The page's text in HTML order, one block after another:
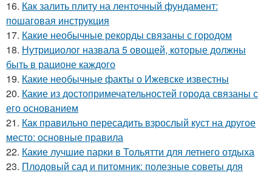
16. Как залить плиту на ленточный фундамент:
пошаговая инструкция
17. Какие необычные рекорды связаны с городом
18. Нутрициолог назвала 5 овощей, которые должны
быть в рационе каждого
19. Какие необычные факты о Ижевске известны
20. Какие из достопримечательностей города связаны с
его основанием
21. Как правильно пересадить взрослый куст на другое
место: основные правила
22. Какие лучшие парки в Тольятти для летнего отдыха
23. Плодовый сад и питомник: полезные советы для